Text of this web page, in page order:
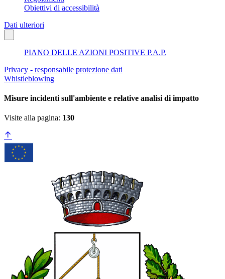
Obiettivi di accessibilità
Dati ulteriori
PIANO DELLE AZIONI POSITIVE P.A.P.
Privacy - responsabile protezione dati
Whistleblowing
Misure incidenti sull'ambiente e relative analisi di impatto
Visite alla pagina: 130